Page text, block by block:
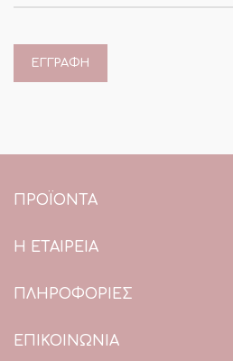
ΠΡΟΪΌΝΤΑ
Η ΕΤΑΙΡΕΙΑ
ΠΛΗΡΟΦΟΡΙΕΣ
ΕΠΙΚΟΙΝΩΝΙΑ